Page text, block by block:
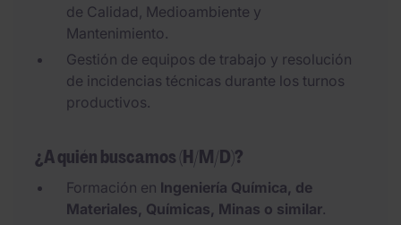
de Calidad, Medioambiente y
Mantenimiento.
Gestión de equipos de trabajo y resolución
de incidencias técnicas durante los turnos
productivos.
¿A quién buscamos (H/M/D)?
Formación en Ingeniería Química, de
Materiales, Químicas, Minas o similar.